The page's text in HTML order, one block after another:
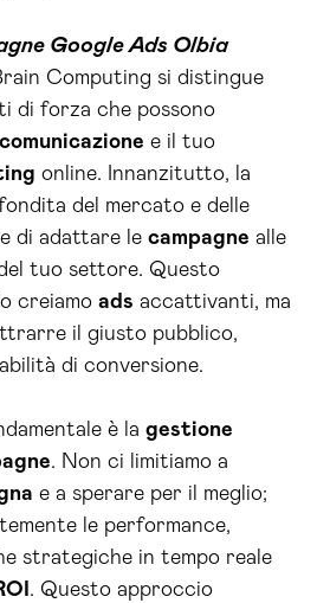
Google Ads Olbia
Computing si distingue
di forza che possono
comunicazione e il tuo
online. Innanzitutto, la
del mercato e delle
di adattare le campagne alle
tuo settore. Questo
creiamo ads accattivanti, ma
il giusto pubblico,
di conversione.
è la gestione
. Non ci limitiamo a
e a sperare per il meglio;
le performance,
strategiche in tempo reale
. Questo approccio